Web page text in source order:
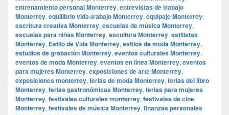
entrenamiento personal Monterrey, entrevistas de trabajo
Monterrey, equilibrio vida-trabajo Monterrey, equipaje Monterrey,
escritura creativa Monterrey, escuelas de música Monterrey,
escuelas para niñas Monterrey, escultura Monterrey, estilistas
Monterrey, Estilo de Vida Monterrey, estilos de moda Monterrey,
estudios de grabación Monterrey, eventos culturales Monterrey,
eventos de moda Monterrey, eventos en línea Monterrey, eventos
para mujeres Monterrey, exposiciones de arte Monterrey,
exposiciones monterrey, ferias de moda Monterrey, ferias del libro
Monterrey, ferias gastronómicas Monterrey, ferias para mujeres
Monterrey, festivales culturales monterrey, festivales de cine
Monterrey, festivales de música Monterrey, finanzas personales